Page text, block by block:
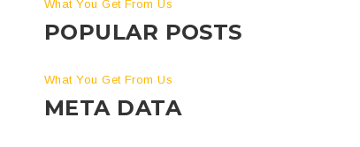
What You Get From Us
POPULAR POSTS
What You Get From Us
META DATA